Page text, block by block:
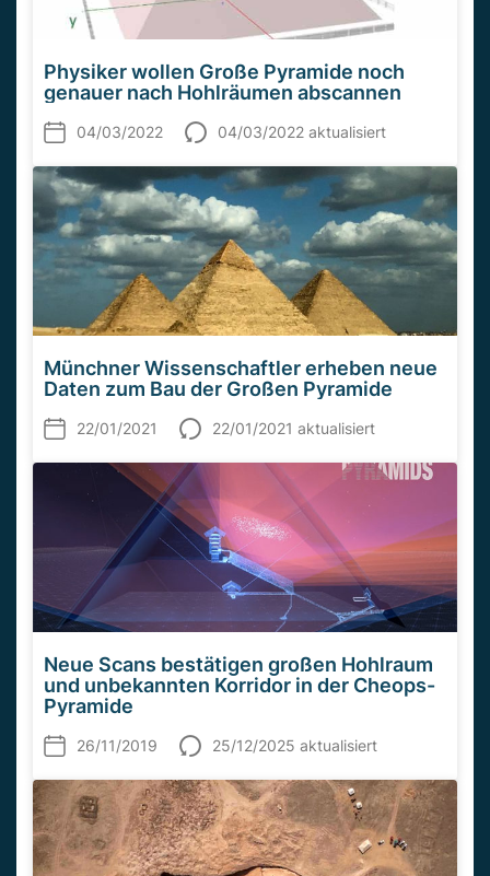
Physiker wollen Große Pyramide noch
genauer nach Hohlräumen abscannen
04/03/2022 04/03/2022 aktualisiert
Münchner Wissenschaftler erheben neue
Daten zum Bau der Großen Pyramide
22/01/2021 22/01/2021 aktualisiert
Neue Scans bestätigen großen Hohlraum
und unbekannten Korridor in der Cheops-
Pyramide
26/11/2019 25/12/2025 aktualisiert